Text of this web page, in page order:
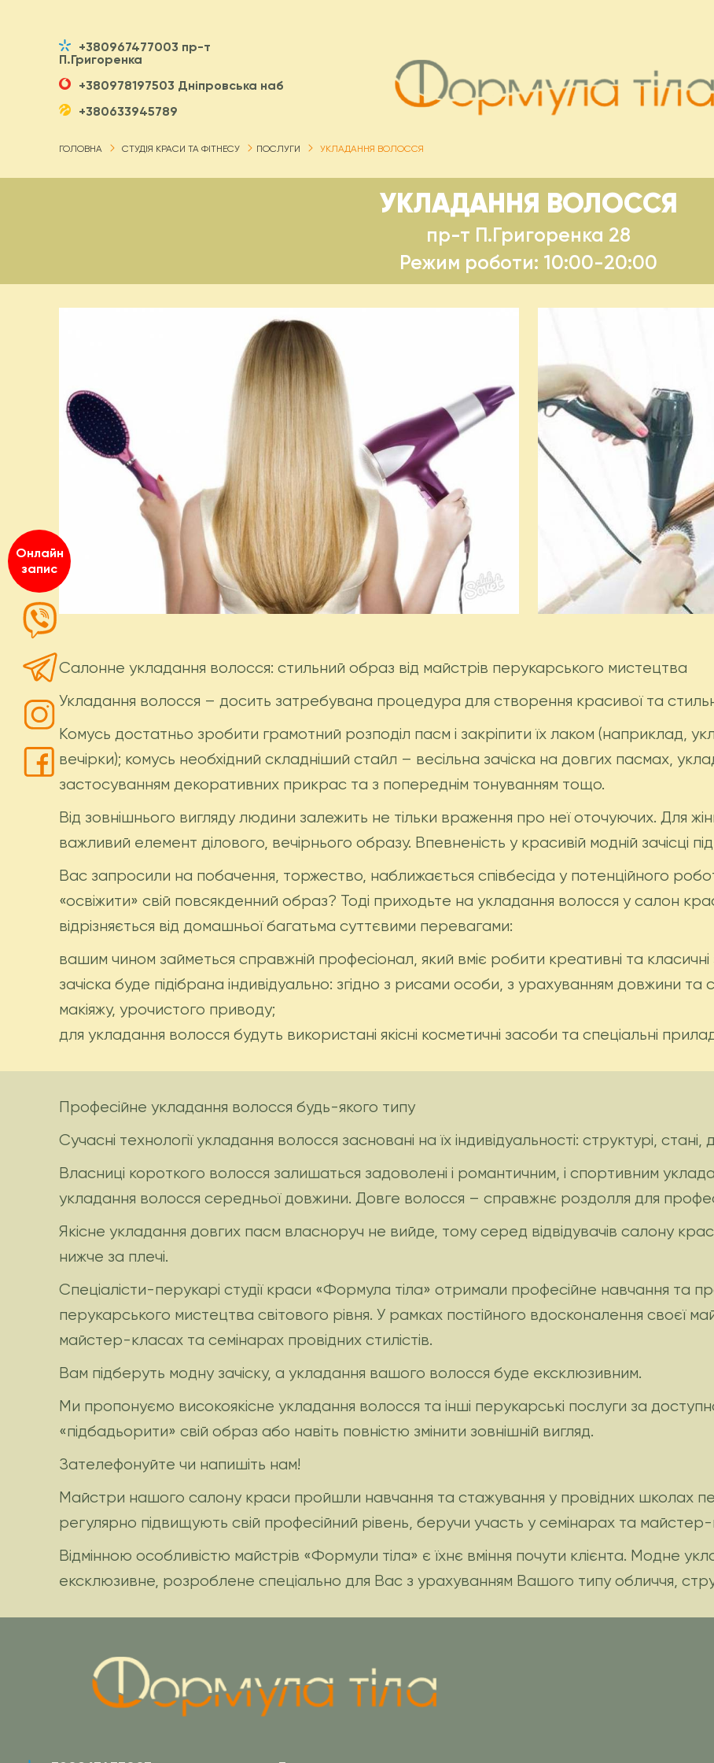
+380967477003 пр-т
П.Григоренка
+380978197503 Дніпровська наб
+380633945789
ГОЛОВНА СТУДІЯ КРАСИ ТА ФІТНЕСУ ПОСЛУГИ УКЛАДАННЯ ВОЛОССЯ
УКЛАДАННЯ ВОЛОССЯ
пр-т П.Григоренка 28
Режим роботи: 10:00-20:00
Салонне укладання волосся: стильний образ від майстрів перукарського мистецтва
Укладання волосся – досить затребувана процедура для створення красивої та
Комусь достатньо зробити грамотний розподіл пасм і закріпити їх лаком (наприклад,
вечірки); комусь необхідний складніший стайл – весільна зачіска на довгих пасмах,
застосуванням декоративних прикрас та з попереднім тонуванням тощо.
Від зовнішнього вигляду людини залежить не тільки враження про неї оточуючих. Для
важливий елемент ділового, вечірнього образу. Впевненість у красивій модній зачісці
Вас запросили на побачення, торжество, наближається співбесіда у потенційного
«освіжити» свій повсякденний образ? Тоді приходьте на укладання волосся у салон
відрізняється від домашньої багатьма суттєвими перевагами:
вашим чином займеться справжній професіонал, який вміє робити креативні та класичні
зачіска буде підібрана індивідуально: згідно з рисами особи, з урахуванням довжини
макіяжу, урочистого приводу;
для укладання волосся будуть використані якісні косметичні засоби та спеціальні
Професійне укладання волосся будь-якого типу
Сучасні технології укладання волосся засновані на їх індивідуальності: структурі, стані,
Власниці короткого волосся залишаться задоволені і романтичним, і спортивним
укладання волосся середньої довжини. Довге волосся – справжнє роздолля для
Якісне укладання довгих пасм власноруч не вийде, тому серед відвідувачів салону
нижче за плечі.
Спеціалісти-перукарі студії краси «Формула тіла» отримали професійне навчання та
перукарського мистецтва світового рівня. У рамках постійного вдосконалення своєї
майстер-класах та семінарах провідних стилістів.
Вам підберуть модну зачіску, а укладання вашого волосся буде ексклюзивним.
Ми пропонуємо високоякісне укладання волосся та інші перукарські послуги за
«підбадьорити» свій образ або навіть повністю змінити зовнішній вигляд.
Зателефонуйте чи напишіть нам!
Майстри нашого салону краси пройшли навчання та стажування у провідних школах
регулярно підвищують свій професійний рівень, беручи участь у семінарах та майстер-
Відмінною особливістю майстрів «Формули тіла» є їхнє вміння почути клієнта. Модне
ексклюзивне, розроблене спеціально для Вас з урахуванням Вашого типу обличчя,
Онлайн
запис